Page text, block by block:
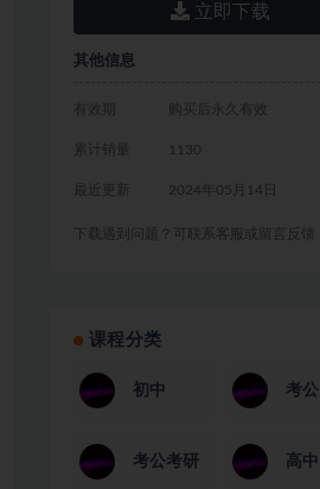
立即下载
其他信息
有效期 购买后永久有效
累计销量 1130
最近更新 2024年05月14日
下载遇到问题？可联系客服或留言反馈
课程分类
初中 考公
考公考研 高中